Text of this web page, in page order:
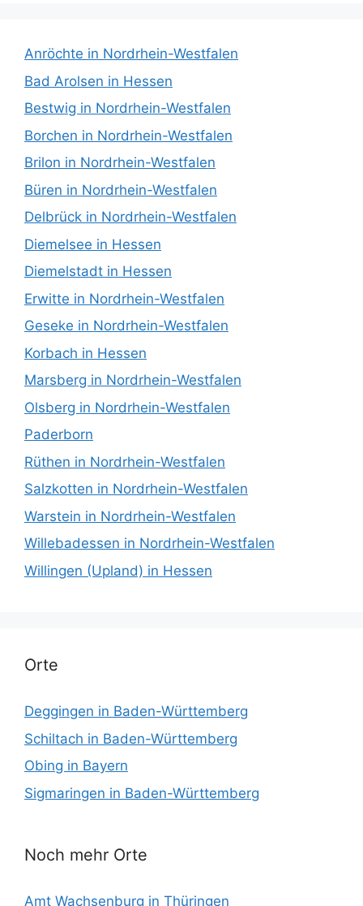
Anröchte in Nordrhein-Westfalen
Bad Arolsen in Hessen
Bestwig in Nordrhein-Westfalen
Borchen in Nordrhein-Westfalen
Brilon in Nordrhein-Westfalen
Büren in Nordrhein-Westfalen
Delbrück in Nordrhein-Westfalen
Diemelsee in Hessen
Diemelstadt in Hessen
Erwitte in Nordrhein-Westfalen
Geseke in Nordrhein-Westfalen
Korbach in Hessen
Marsberg in Nordrhein-Westfalen
Olsberg in Nordrhein-Westfalen
Paderborn
Rüthen in Nordrhein-Westfalen
Salzkotten in Nordrhein-Westfalen
Warstein in Nordrhein-Westfalen
Willebadessen in Nordrhein-Westfalen
Willingen (Upland) in Hessen
Orte
Deggingen in Baden-Württemberg
Schiltach in Baden-Württemberg
Obing in Bayern
Sigmaringen in Baden-Württemberg
Noch mehr Orte
Amt Wachsenburg in Thüringen